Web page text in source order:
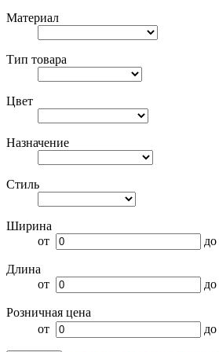
Материал
Тип товара
Цвет
Назначение
Стиль
Ширина
от
до
Длина
от
до
Розничная цена
от
до